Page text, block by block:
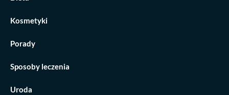
Kosmetyki
Porady
Sposoby leczenia
Uroda